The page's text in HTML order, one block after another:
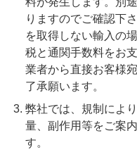
りますのでご確認下
を取得しない輸入の
税と通関手数料をお
業者から直接お客様
了承願います。
弊社では、規制によ
量、副作用等をご案
す。